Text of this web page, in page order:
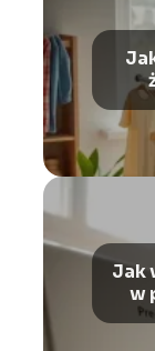
Jak
w